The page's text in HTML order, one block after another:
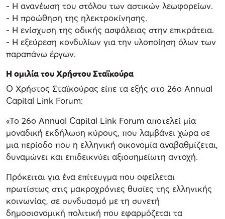
- Η ανανέωση του στόλου των αστικών λεωφορείων.
- Η προώθηση της ηλεκτροκίνησης.
- Η ενίσχυση της οδικής ασφάλειας στην επικράτεια.
- Η εξεύρεση κονδυλίων για την υλοποίηση όλων των
παραπάνω έργων.
Η ομιλία του Χρήστου Σταϊκούρα
Ο Χρήστος Σταϊκούρας είπε τα εξής στο 26ο Annual
Capital Link Forum:
«Το 26ο Annual Capital Link Forum αποτελεί μία
μοναδική εκδήλωση κύρους, που λαμβάνει χώρα σε
μια περίοδο που η ελληνική οικονομία αναβαθμίζεται,
δυναμώνει και επιδεικνύει αξιοσημείωτη αντοχή.
Πρόκειται για ένα επίτευγμα που οφείλεται
πρωτίστως στις μακροχρόνιες θυσίες της ελληνικής
κοινωνίας, σε συνδυασμό με τη συνετή
δημοσιονομική πολιτική που εφαρμόζεται τα